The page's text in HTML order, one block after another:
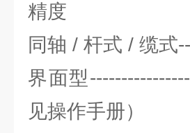
精度
同轴 / 杆式 / 缆式
界面型
见操作手册）